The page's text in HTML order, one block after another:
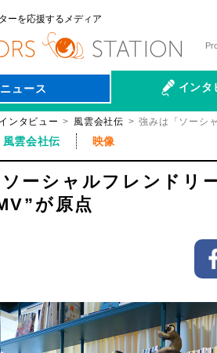
ーを応援するメディア
ニュース インタ
会社伝
インタビュー 風雲会社伝 強みは「ソーシ
風雲会社伝 映像
ーシャルフレンドリ
が原点